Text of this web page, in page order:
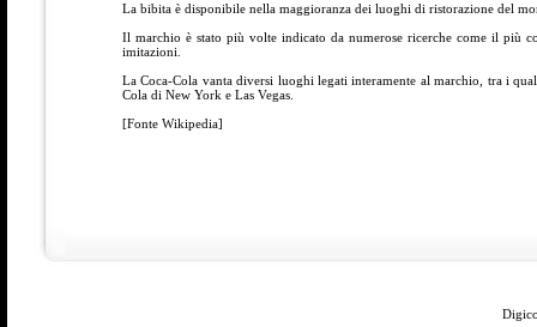
La bibita è disponibile nella maggioranza dei luoghi di ristorazione del
Il marchio è stato più volte indicato da numerose ricerche come il più
imitazioni.
La Coca-Cola vanta diversi luoghi legati interamente al marchio, tra i
Cola di New York e Las Vegas.
[Fonte Wikipedia]